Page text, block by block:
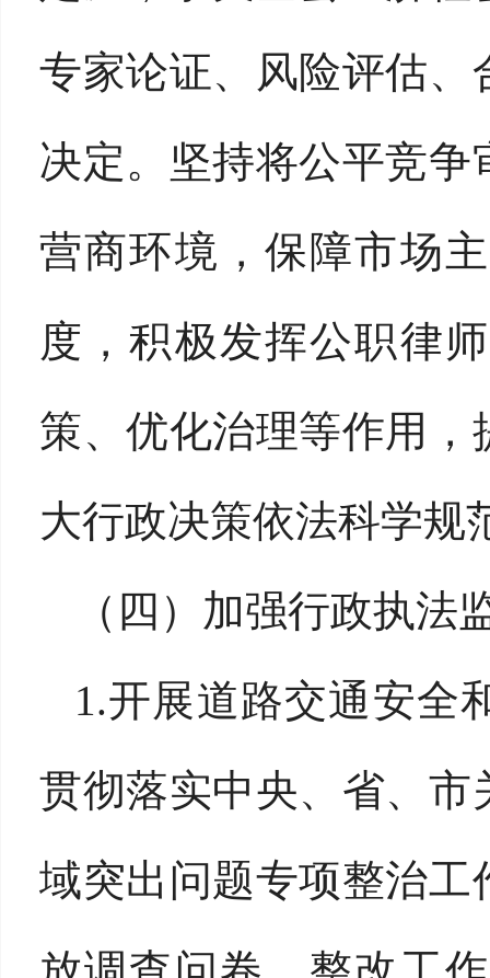
专家论证、风险评估
决定。坚持将公平竞
营商环境，保障市场
度，积极发挥公职律
策、优化治理等作用
大行政决策依法科学规
（四）加强行政执
1.开展道路交通安全
贯彻落实中央、省、
域突出问题专项整治